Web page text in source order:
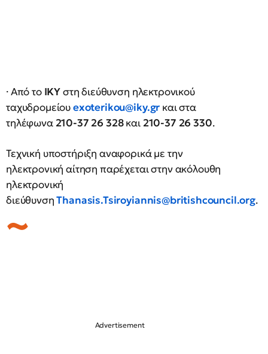
· Από το ΙΚΥστη διεύθυνση ηλεκτρονικού
ταχυδρομείουexoterikou@iky.gr και στα
τηλέφωνα 210-37 26 328και 210-37 26 330.
Τεχνική υποστήριξη αναφορικά με την
ηλεκτρονική αίτηση παρέχεται στην ακόλουθη
ηλεκτρονική
διεύθυνσηThanasis.Tsiroyiannis@britishcouncil.org.